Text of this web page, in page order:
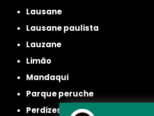
lausane
lausane paulista
lauzane
limão
mandaqui
parque peruche
perdizes